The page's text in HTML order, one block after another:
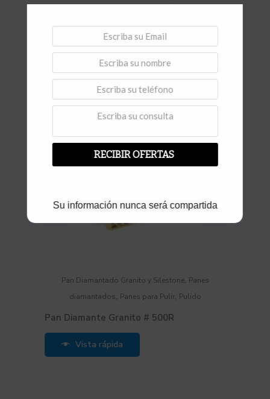
Vista rápida
Pan Diamantado Granito y Silestone, Panes
diamantados, Panes para Pulir, Pulido
Pan Diamante Granito # 500R
Vista rápida
RECIBIR OFERTAS
Su información nunca será compartida